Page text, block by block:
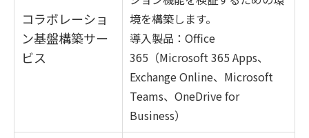
コラボレーショ
ン基盤構築サー
ビス
境を構築します。
導入製品：Office
365（Microsoft 365 Apps、
Exchange Online、Microsoft
Teams、OneDrive for
Business）